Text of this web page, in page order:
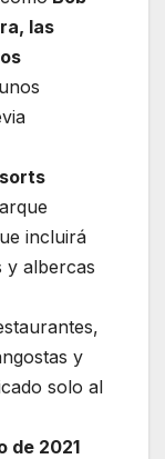
las
incluirá
y albercas
y
solo al
de 2021